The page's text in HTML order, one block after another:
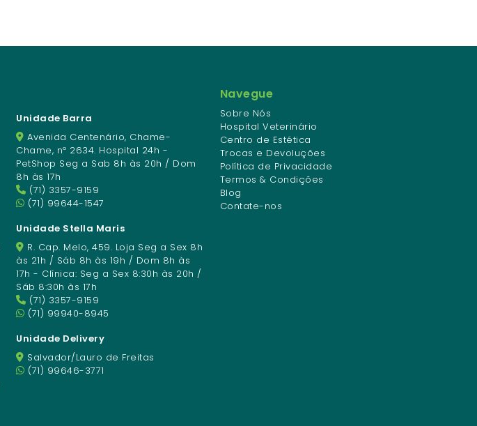
Unidade Barra
Avenida Centenário, Chame-
Chame, nº 2634. Hospital 24h -
PetShop Seg a Sab 8h às 20h / Dom
8h às 17h
(71) 3357-9159
(71) 99644-1547
Unidade Stella Maris
R. Cap. Melo, 459. Loja Seg a Sex 8h
às 21h / Sáb 8h às 19h / Dom 8h às
17h - Clínica: Seg a Sex 8:30h às 20h /
Sáb 8:30h às 17h
(71) 3357-9159
(71) 99940-8945
Unidade Delivery
Salvador/Lauro de Freitas
(71) 99646-3771
Navegue
Sobre Nós
Hospital Veterinário
Centro de Estética
Trocas e Devoluções
Política de Privacidade
Termos & Condições
Blog
Contate-nos